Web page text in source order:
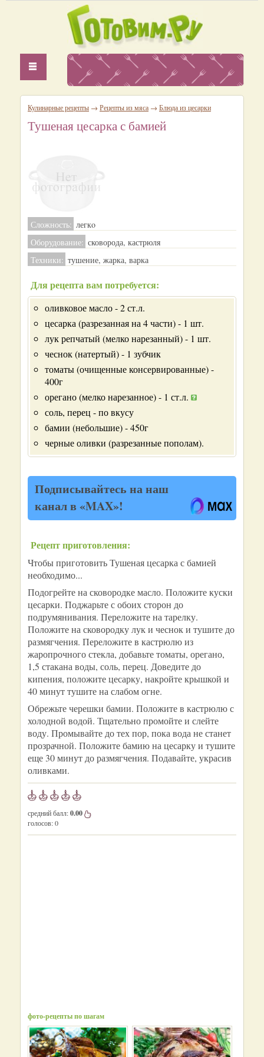
Кулинарные рецепты → Рецепты из мяса → Блюда из цесарки
Тушеная цесарка с бамией
Сложность: легкo
Оборудование: сковорода, кастрюля
Техники: тушение, жарка, варка
Для рецепта вам потребуется:
оливковое масло - 2 ст.л.
цесарка (разрезанная на 4 части) - 1 шт.
лук репчатый (мелко нарезанный) - 1 шт.
чеснок (натертый) - 1 зубчик
томаты (очищенные консервированные) -
400г
орегано (мелко нарезанное) - 1 ст.л.
соль, перец - по вкусу
бамии (небольшие) - 450г
черные оливки (разрезанные пополам).
Подписывайтесь на наш
канал в «MAX»!
Рецепт приготовления:
Чтобы приготовить Тушеная цесарка с бамией
необходимо...
Подогрейте на сковородке масло. Положите куски
цесарки. Поджарьте с обоих сторон до
подрумянивания. Переложите на тарелку.
Положите на сковородку лук и чеснок и тушите до
размягчения. Переложите в кастрюлю из
жаропрочного стекла, добавьте томаты, орегано,
1,5 стакана воды, соль, перец. Доведите до
кипения, положите цесарку, накройте крышкой и
40 минут тушите на слабом огне.
Обрежьте черешки бамии. Положите в кастрюлю с
холодной водой. Тщательно промойте и слейте
воду. Промывайте до тех пор, пока вода не станет
прозрачной. Положите бамию на цесарку и тушите
еще 30 минут до размягчения. Подавайте, украсив
оливками.
средний балл:0.00
голосов:0
фото-рецепты по шагам